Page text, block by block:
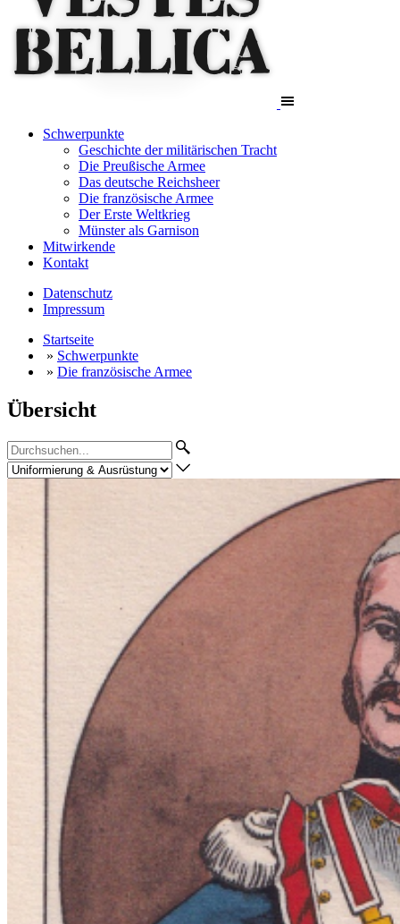
Schwerpunkte
Geschichte der militärischen Tracht
Die Preußische Armee
Das deutsche Reichsheer
Die französische Armee
Der Erste Weltkrieg
Münster als Garnison
Mitwirkende
Kontakt
Datenschutz
Impressum
Startseite
» Schwerpunkte
» Die französische Armee
Übersicht